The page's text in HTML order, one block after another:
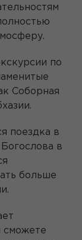
по
Соборная
поездка в
в
больше
сможете